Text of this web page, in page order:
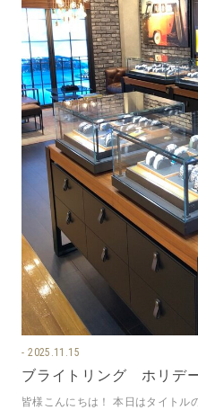
2025.11.15
ブライトリング ホリデ
皆様こんにちは！ 本日はタイトル